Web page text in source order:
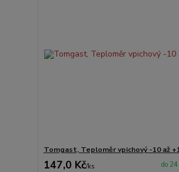
Tomgast, Teploměr vpichový -10 až
147,0 Kč/ks
do